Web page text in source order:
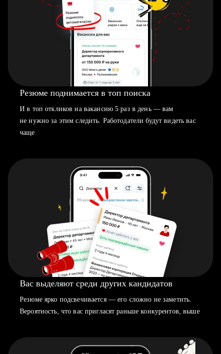
Резюме поднимается в топ поиска
И в топ откликов на вакансию 5 раз в день — вам
не нужно за этим следить. Работодатели будут видеть вас
чаще
Вас выделяют среди других кандидатов
Резюме ярко подсвечивается — его сложно не заметить.
Вероятность, что вас пригласят раньше конкурентов, выше